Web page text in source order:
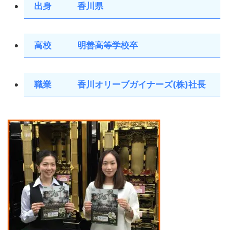
出身 香川県
高校 明善高等学校卒
職業 香川オリーブガイナーズ(株)社長